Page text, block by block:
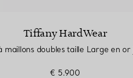
Tiffany HardWear
€ 5.900